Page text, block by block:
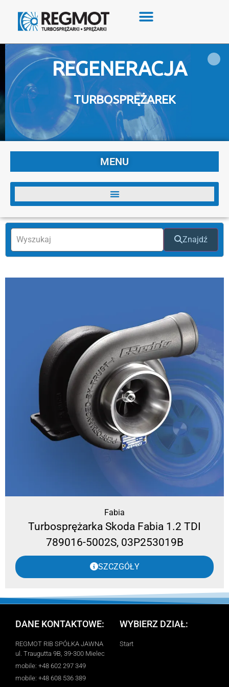
REGENERACJA
TURBOSPRĘŻAREK
MENU
Znajdź
Fabia
Turbosprężarka Skoda Fabia 1.2 TDI
789016-5002S, 03P253019B
SZCZGÓŁY
DANE KONTAKTOWE:
REGMOT RIB SPÓŁKA JAWNA
ul. Traugutta 9B, 39-300 Mielec
mobile: +48 602 297 349
mobile: +48 608 536 389
WYBIERZ DZIAŁ:
Start